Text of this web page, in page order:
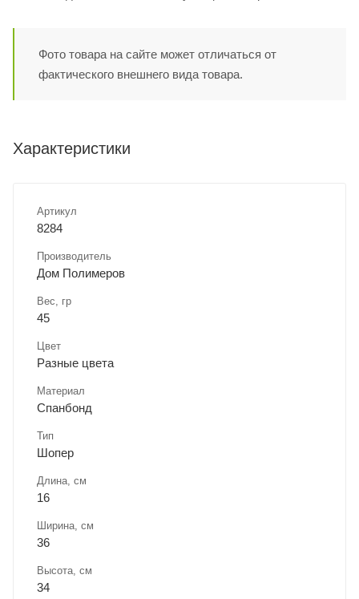
Фото товара на сайте может отличаться от
фактического внешнего вида товара.
Характеристики
Артикул
8284
Производитель
Дом Полимеров
Вес, гр
45
Цвет
Разные цвета
Материал
Спанбонд
Тип
Шопер
Длина, cм
16
Ширина, cм
36
Высота, см
34